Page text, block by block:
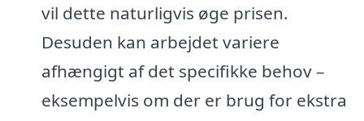
vil dette naturligvis øge prisen.
Desuden kan arbejdet variere
afhængigt af det specifikke behov –
eksempelvis om der er brug for ekstra